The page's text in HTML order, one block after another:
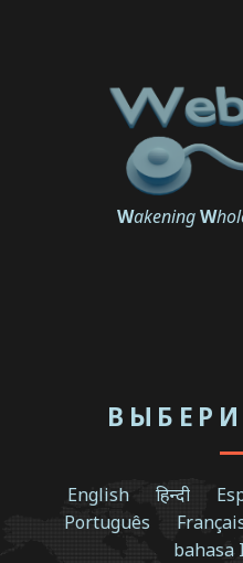
WakeningW
English हिन्दी
Português
bahasa